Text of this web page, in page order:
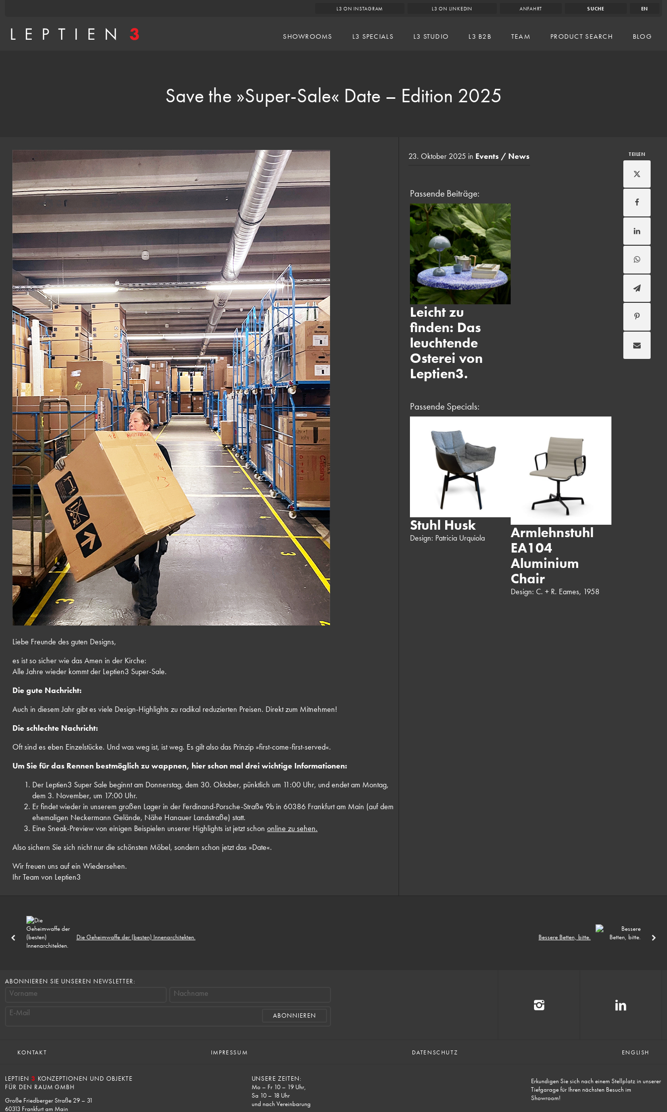
L3 ON INSTAGRAM L3 ON LINKEDIN ANFAHRT SUCHE EN
SHOWROOMS L3 SPECIALS L3 STUDIO L3 B2B TEAM PRODUCT SEARCH BLOG
Save the »Super-Sale« Date – Edition 2025
Liebe Freunde des guten Designs,
es ist so sicher wie das Amen in der Kirche:
Alle Jahre wieder kommt der Leptien3 Super-Sale.
Die gute Nachricht:
Auch in diesem Jahr gibt es viele Design-Highlights zu radikal reduzierten Preisen. Direkt zum Mitnehmen!
Die schlechte Nachricht:
Oft sind es eben Einzelstücke. Und was weg ist, ist weg. Es gilt also das Prinzip »first-come-first-served«.
Um Sie für das Rennen bestmöglich zu wappnen, hier schon mal drei wichtige Informationen:
Der Leptien3 Super Sale beginnt am Donnerstag, dem 30. Oktober, pünktlich um 11:00 Uhr, und endet am Montag,
dem 3. November, um 17:00 Uhr.
Er findet wieder in unserem großen Lager in der Ferdinand-Porsche-Straße 9b in 60386 Frankfurt am Main (auf dem
ehemaligen Neckermann Gelände, Nähe Hanauer Landstraße) statt.
Eine Sneak-Preview von einigen Beispielen unserer Highlights ist jetzt schon online zu sehen.
Also sichern Sie sich nicht nur die schönsten Möbel, sondern schon jetzt das »Date«.
Wir freuen uns auf ein Wiedersehen.
Ihr Team von Leptien3
23. Oktober 2025 in Events/ News
Passende Beiträge:
Leicht zu
finden: Das
leuchtende
Osterei von
Leptien3.
Passende Specials:
Stuhl Husk
Design: Patricia Urquiola
Armlehnstuhl
EA104
Aluminium
Chair
Design: C. + R. Eames, 1958
TEILEN
Die Geheimwaffe der (besten) Innenarchitekten. Bessere Betten, bitte.
ABONNIEREN SIE UNSEREN NEWSLETTER:
Vorname
Nachname
E-Mail
KONTAKT IMPRESSUM DATENSCHUTZ ENGLISH
LEPTIEN 3 KONZEPTIONEN UND OBJEKTE
FÜR DEN RAUM GMBH
Große Friedberger Straße 29 – 31
60313 Frankfurt am Main
UNSERE ZEITEN:
Mo – Fr 10 – 19 Uhr,
Sa 10 – 18 Uhr
und nach Vereinbarung
Erkundigen Sie sich nach einem Stellplatz in unserer
Tiefgarage für Ihren nächsten Besuch im
Showroom!